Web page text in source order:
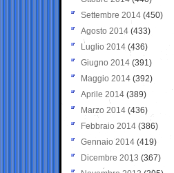
Settembre 2014 (450)
Agosto 2014 (433)
Luglio 2014 (436)
Giugno 2014 (391)
Maggio 2014 (392)
Aprile 2014 (389)
Marzo 2014 (436)
Febbraio 2014 (386)
Gennaio 2014 (419)
Dicembre 2013 (367)